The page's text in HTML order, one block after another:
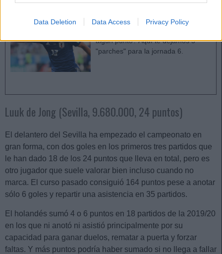
Data Deletion Data Access Privacy Policy
Jornada 6: 5 "parches" para completar tu once
¿Necesitas completar tu once con
algún punto? Aquí te dejamos 5
"parches" para la jornada 6.
Luuk de Jong (Sevilla, 9.680.000, 24 puntos)
El delantero del Sevilla ha empezado el campeonato en
gran forma, con dos goles en los primeros tres partidos que
le han dado 18 de los 24 puntos que lleva en total, pero es
otro jugador que suele valorar bien incluso cuando no
marca. El curso pasado consiguió 164 puntos pese a anotar
sólo 6 goles y repartir una asistencia en 35 partidos.
El holandés sumó 4 o 6 puntos en 18 partidos de la 2019/20
en los que ni anotó ni asistió principalmente por su
capacidad para ganar duelos, rematar a puerta y forzar
faltas. Y más puntos podría haber sumado si no llega a fallar